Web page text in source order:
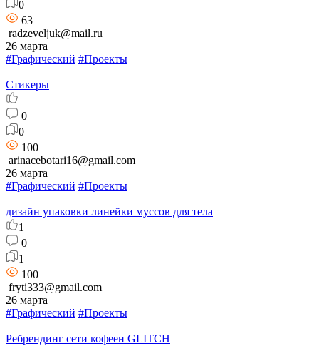
0
63
radzeveljuk@mail.ru
26 марта
#Графический #Проекты
Стикеры
0
0
100
arinacebotari16@gmail.com
26 марта
#Графический #Проекты
дизайн упаковки линейки муссов для тела
1
0
1
100
fryti333@gmail.com
26 марта
#Графический #Проекты
Ребрендинг сети кофеен GLITCH